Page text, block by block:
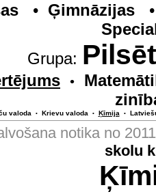
• Ģimnāzijas
Grupa:
•
valoda • Krievu valoda • Ķīmija •
notika no
skolu